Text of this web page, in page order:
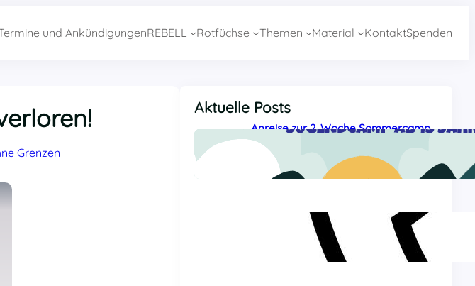
und AnkündigungenREBELL Rotfüchse Themen Material KontaktSpenden
Grenzen
Aktuelle Posts
Anreise zur 2. Woche Sommercamp
aus Essen mit dem Zug
27 Juli, 2026
Sommercamp-Hotline 2026
26 Juli, 2026